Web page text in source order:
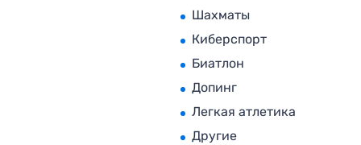
Шахматы
Киберспорт
Биатлон
Допинг
Легкая атлетика
Другие